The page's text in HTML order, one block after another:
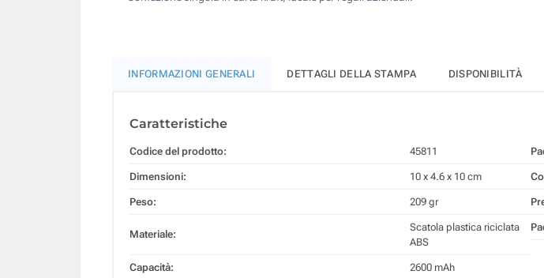
INFORMAZIONI GENERALI DETTAGLI DELLA STAMPA DISPONIBILITÀ
Caratteristiche
Codice del prodotto: 45811
Dimensioni: 10 x 4.6 x 10 cm
Peso: 209 gr
Materiale:
Scatola plastica riciclata
ABS
Capacità: 2600 mAh